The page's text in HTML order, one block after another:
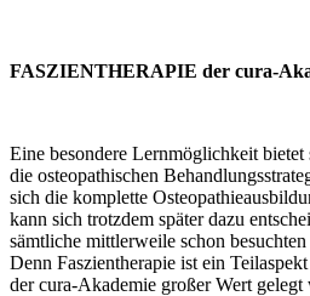
FASZIENTHERAPIE der cura-
Eine besondere Lernmöglichkeit
die osteopathischen
sich die komplette
kann sich trotzdem später dazu
sämtliche mittlerweile schon
Denn Faszientherapie ist ein
der cura-Akademie großer Wert gelegt